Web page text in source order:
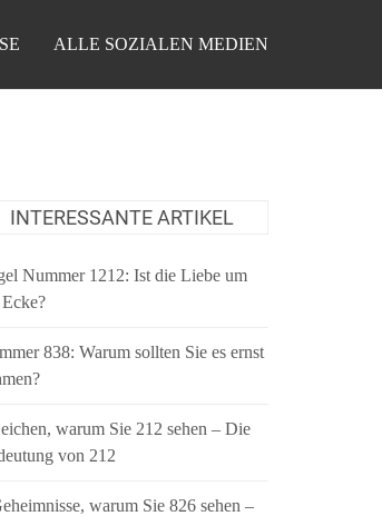
ALLE SOZIALEN MEDIEN
INTERESSANTE ARTIKEL
Nummer 1212: Ist die Liebe um
838: Warum sollten Sie es ernst
warum Sie 212 sehen – Die
von 212
warum Sie 826 sehen –